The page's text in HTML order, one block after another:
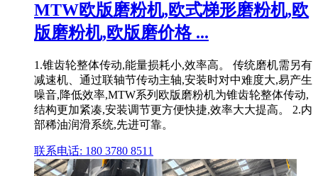
MTW欧版磨粉机,欧式梯形磨粉机,欧
版磨粉机,欧版磨价格 ...
1.锥齿轮整体传动,能量损耗小,效率高。 传统磨机需另有
减速机、通过联轴节传动主轴,安装时对中难度大,易产生
噪音,降低效率,MTW系列欧版磨粉机为锥齿轮整体传动,
结构更加紧凑,安装调节更方便快捷,效率大大提高。 2.内
部稀油润滑系统,先进可靠。
联系电话: 180 3780 8511